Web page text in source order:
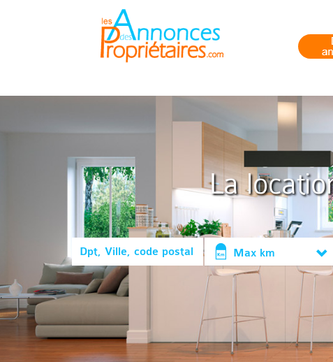
La
Max km